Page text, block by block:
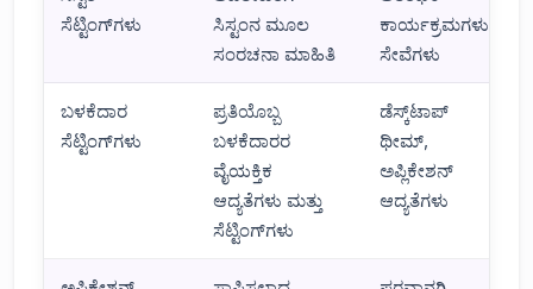
ಸೆಟ್ಟಿಂಗ್‌ಗಳು
ಸಿಸ್ಟಂನ ಮೂಲ
ಸಂರಚನಾ ಮಾಹಿತಿ
ಕಾರ್ಯಕ್ರಮಗಳು,
ಸೇವೆಗಳು
ಬಳಕೆದಾರ
ಸೆಟ್ಟಿಂಗ್‌ಗಳು
ಪ್ರತಿಯೊಬ್ಬ
ಬಳಕೆದಾರರ
ವೈಯಕ್ತಿಕ
ಆದ್ಯತೆಗಳು ಮತ್ತು
ಸೆಟ್ಟಿಂಗ್‌ಗಳು
ಡೆಸ್ಕ್‌ಟಾಪ್
ಥೀಮ್,
ಅಪ್ಲಿಕೇಶನ್
ಆದ್ಯತೆಗಳು